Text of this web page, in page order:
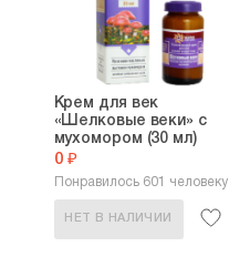
Крем для век
«Шелковые веки» с
мухомором (30 мл)
0 ₽
Понравилось 601 человеку
НЕТ В НАЛИЧИИ